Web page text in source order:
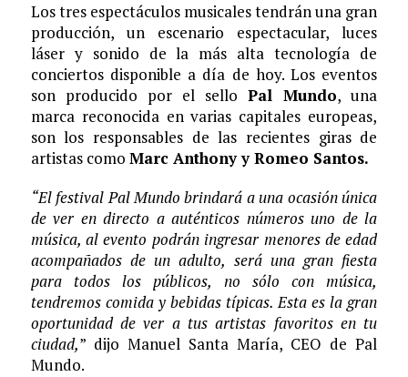
Los tres espectáculos musicales tendrán una gran
producción, un escenario espectacular, luces
láser y sonido de la más alta tecnología de
conciertos disponible a día de hoy. Los eventos
son producido por el selloPal Mundo, una
marca reconocida en varias capitales europeas,
son los responsables de las recientes giras de
artistas como Marc Anthony y Romeo Santos.
“El festival Pal Mundo brindará a una ocasión única
de ver en directo a auténticos números uno de la
música, al evento podrán ingresar menores de edad
acompañados de un adulto, será una gran fiesta
para todos los públicos, no sólo con música,
tendremos comida y bebidas típicas. Esta es la gran
oportunidad de ver a tus artistas favoritos en tu
ciudad,” dijo Manuel Santa María, CEO de Pal
Mundo.